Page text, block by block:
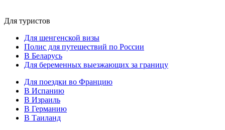
Для туристов
Для шенгенской визы
Полис для путешествий по России
В Беларусь
Для беременных выезжающих за границу
Для поездки во Францию
В Испанию
В Израиль
В Германию
В Таиланд